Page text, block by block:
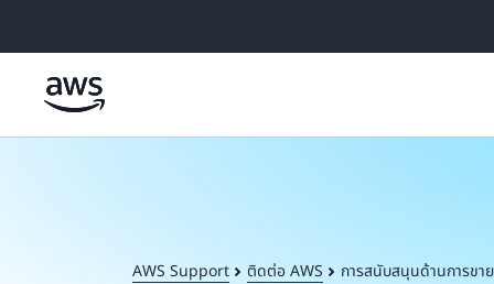
AWS Support ติดต่อ AWS การสนับสนุนด้านการขาย